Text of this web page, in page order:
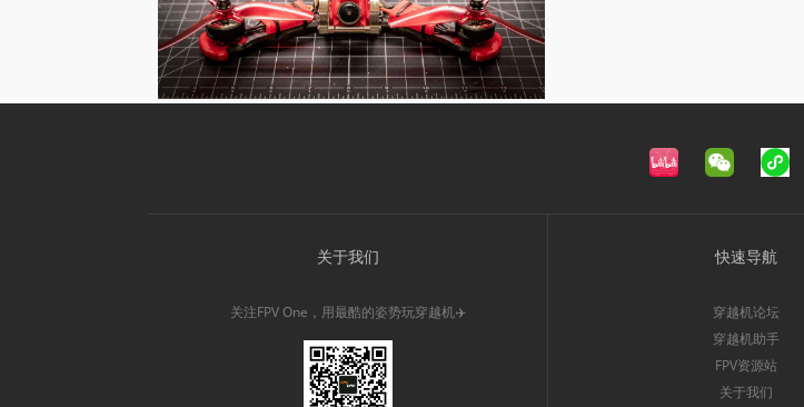
关于我们
关注FPV One，用最酷的姿势玩穿越机✈️
快速导航
穿越机论坛
穿越机助手
FPV资源站
关于我们